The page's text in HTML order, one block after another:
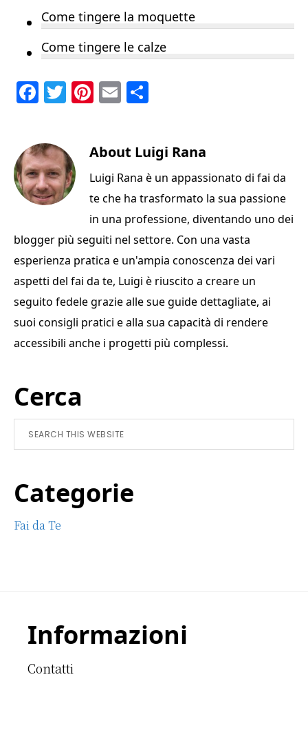
Come tingere la moquette
Come tingere le calze
F
c
e
b
o
k
T
te
r
Pi
re
st
E
l di
vi
di
About Luigi Rana
Luigi Rana è un appassionato di fai da
te che ha trasformato la sua passione
in una professione, diventando uno dei
blogger più seguiti nel settore. Con una vasta
esperienza pratica e un'ampia conoscenza dei vari
aspetti del fai da te, Luigi è riuscito a creare un
seguito fedele grazie alle sue guide dettagliate, ai
suoi consigli pratici e alla sua capacità di rendere
accessibili anche i progetti più complessi.
Primary
Sidebar
Cerca
Search
this
Categorie
Fai da Te
Footer
Informazioni
Contatti